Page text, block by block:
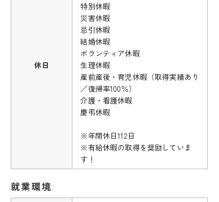
休日
特別休暇
災害休暇
忌引休暇
結婚休暇
ボランティア休暇
生理休暇
産前産後・育児休暇（取得実績あり
／復帰率100％）
介護・看護休暇
慶弔休暇
※年間休日112日
※有給休暇の取得を奨励していま
す！
就業環境